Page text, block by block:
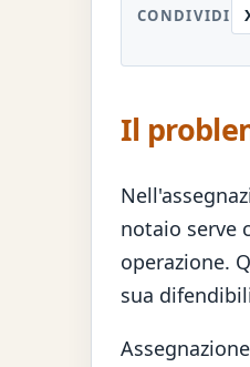
CONDIVIDI
Il
notaio serve
operazione.
sua